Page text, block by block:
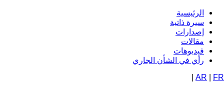
تجاوز
المحتوى
الرئيسي
Navigation
principale
الرئيسية
سيرة ذاتية
إصدارات
مقالات
فيديوهات
رأي في الشأن الجاري
AR
FR